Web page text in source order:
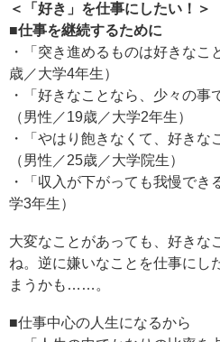
＜「好き」を仕事にしたい！＞
■仕事を継続するために
・「突き進めるものは好きなこ
歳／大学4年生）
・「好きなことなら、少々の事
（男性／19歳／大学2年生）
・「やはり飽きなくて、好きな
（男性／25歳／大学院生）
・「収入が下がっても我慢でき
学3年生）
大変なことがあっても、好きな
ね。逆に嫌いなことを仕事にし
まうかも……。
■仕事中心の人生になるから